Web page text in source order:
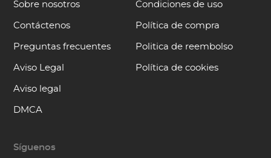
Sobre nosotros
Contáctenos
Preguntas frecuentes
Aviso Legal
Aviso legal
DMCA
Condiciones de uso
Política de compra
Politica de reembolso
Política de cookies
Síguenos